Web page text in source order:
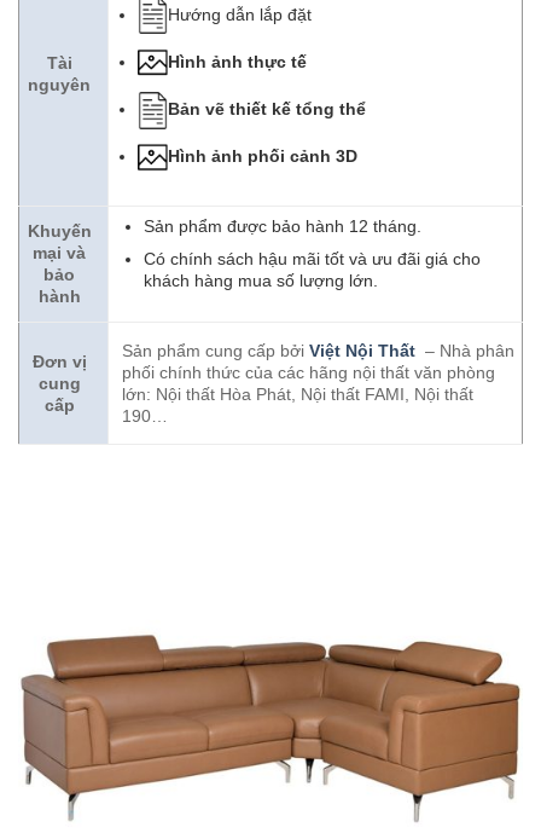
Tài
nguyên
Hướng dẫn lắp đặt
Hình ảnh thực tế
Bản vẽ thiết kế tổng thể
Hình ảnh phối cảnh 3D
Khuyến
mại và
bảo
hành
Sản phẩm được bảo hành 12 tháng.
Có chính sách hậu mãi tốt và ưu đãi giá cho
khách hàng mua số lượng lớn.
Đơn vị
cung
cấp
Sản phẩm cung cấp bởiViệt Nội Thất – Nhà phân
phối chính thức của các hãng nội thất văn phòng
lớn: Nội thất Hòa Phát, Nội thất FAMI, Nội thất
190…